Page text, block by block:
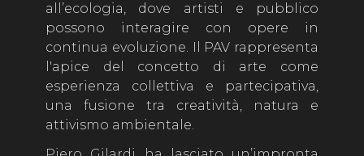
all’ecologia, dove artisti e pubblico
possono interagire con opere in
continua evoluzione. Il PAV rappresenta
l'apice del concetto di arte come
esperienza collettiva e partecipativa,
una fusione tra creatività, natura e
attivismo ambientale.